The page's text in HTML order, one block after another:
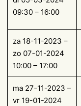
09:30 – 16:00
za 18-11-2023 –
zo 07-01-2024
10:00 – 17:00
ma 27-11-2023 –
vr 19-01-2024